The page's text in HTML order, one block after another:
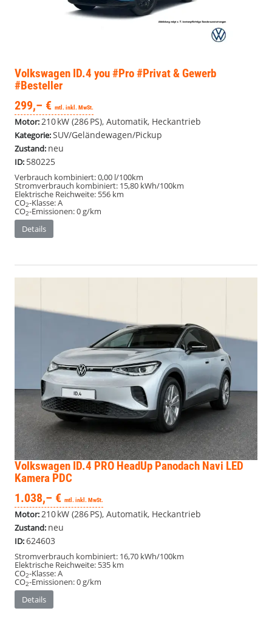
Volkswagen ID.4 you #Pro #Privat & Gewerb
#Besteller
299,– € mtl. inkl. MwSt.
Motor: 210 kW (286 PS), Automatik, Heckantrieb
Kategorie:SUV/Geländewagen/Pickup
Zustand: neu
ID: 580225
Verbrauch kombiniert:0,00 l/100km
Stromverbrauch kombiniert: 15,80 kWh/100km
Elektrische Reichweite: 556 km
CO2-Klasse:A
CO2-Emissionen:0 g/km
Details
Volkswagen ID.4 PRO HeadUp Panodach Navi LED
Kamera PDC
1.038,– € mtl. inkl. MwSt.
Motor: 210 kW (286 PS), Automatik, Heckantrieb
Zustand: neu
ID:624603
Stromverbrauch kombiniert: 16,70 kWh/100km
Elektrische Reichweite: 535 km
CO2-Klasse:A
CO2-Emissionen:0 g/km
Details